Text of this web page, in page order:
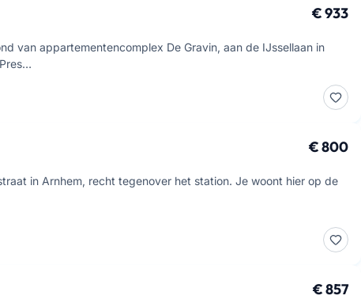
€ 933
van appartementencomplex De Gravin, aan de IJssellaan in
€ 800
in Arnhem, recht tegenover het station. Je woont hier op de
€ 857